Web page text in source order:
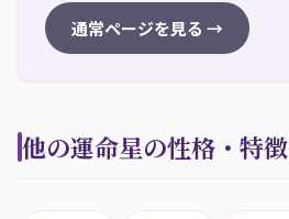
通常ページを見る →
他の運命星の性格・特徴